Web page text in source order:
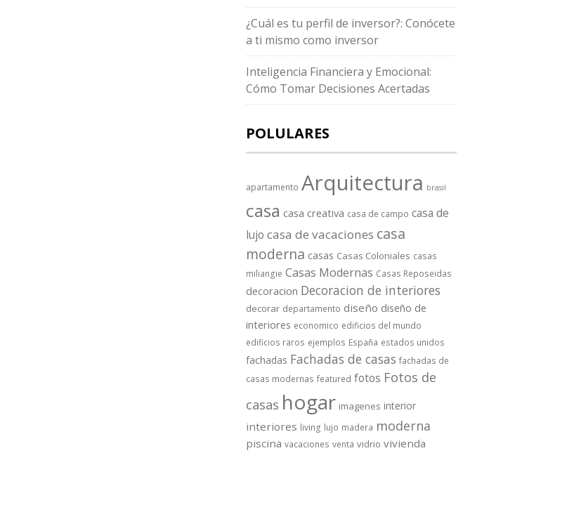
¿Cuál es tu perfil de inversor?: Conócete
a ti mismo como inversor
Inteligencia Financiera y Emocional:
Cómo Tomar Decisiones Acertadas
POLULARES
apartamento Arquitectura brasil
casa casa creativa casa de campo casa de
lujo casa de vacaciones casa
moderna casas Casas Coloniales casas
miliangie Casas Modernas Casas Reposeidas
decoracion Decoracion de interiores
decorar departamento diseño diseño de
interiores economico edificios del mundo
edificios raros ejemplos España estados unidos
fachadas Fachadas de casas fachadas de
casas modernas featured fotos Fotos de
casas hogar imagenes interior
interiores living lujo madera moderna
piscina vacaciones venta vidrio vivienda